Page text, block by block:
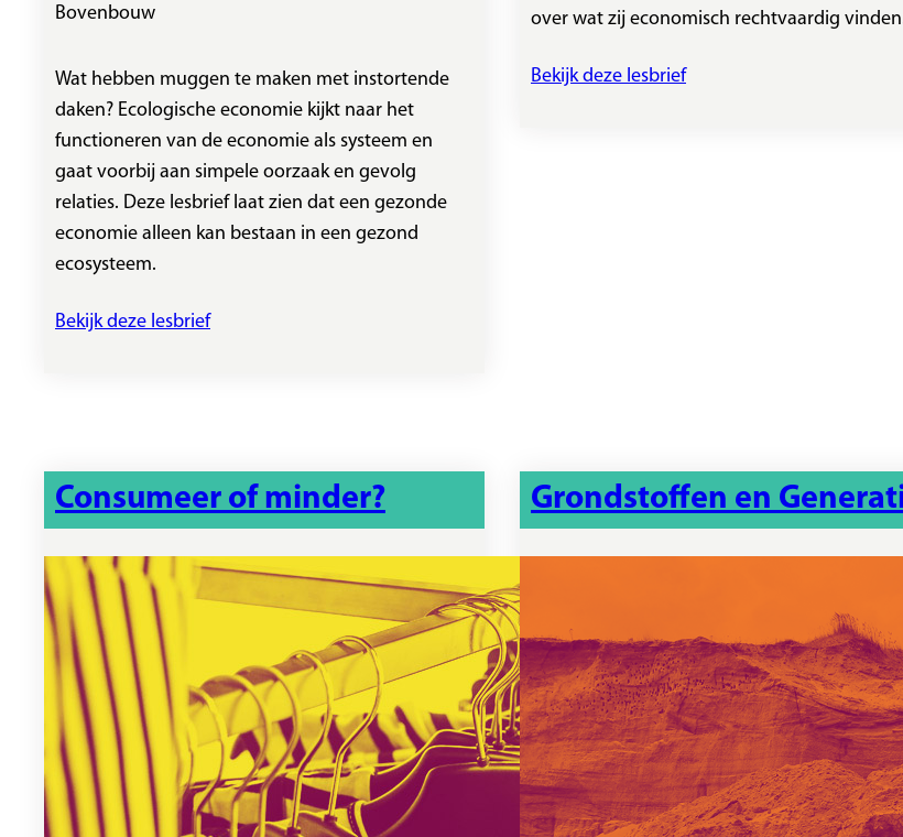
Bovenbouw
Wat hebben muggen te maken met instortende
daken? Ecologische economie kijkt naar het
functioneren van de economie als systeem en
gaat voorbij aan simpele oorzaak en gevolg
relaties. Deze lesbrief laat zien dat een gezonde
economie alleen kan bestaan in een gezond
ecosysteem.
Bekijk deze lesbrief
over wat zij economisch rechtvaardig
Bekijk deze lesbrief
Consumeer of minder? Grondstoffen en